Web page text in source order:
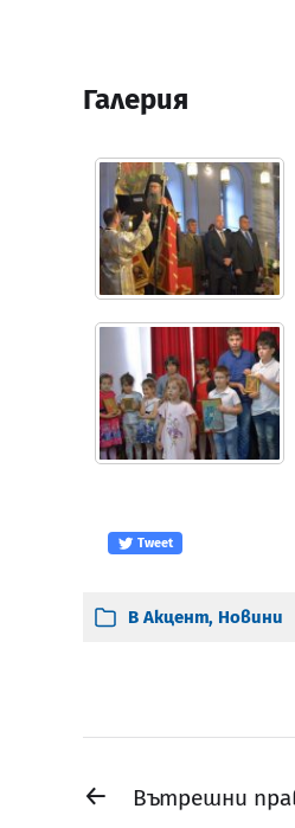
Галерия
Tweet
В Акцент, Новини
← Вътрешни